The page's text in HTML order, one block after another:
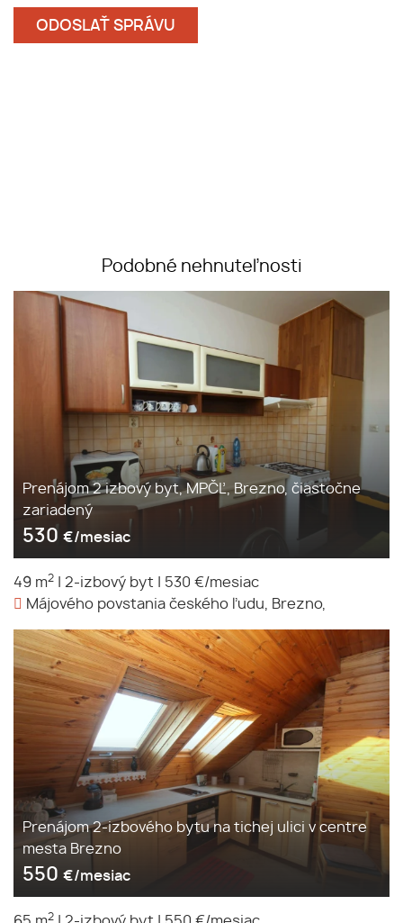
Podobné nehnuteľnosti
Prenájom 2 izbový byt, MPČĽ, Brezno, čiastočne
zariadený
530 €/mesiac
49 m2 2-izbový byt
530 €/mesiac
Májového povstania českého ľudu, Brezno,
Prenájom 2-izbového bytu na tichej ulici v centre
mesta Brezno
550 €/mesiac
2